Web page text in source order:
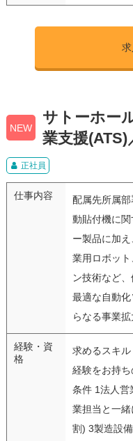
NEW
サトーホー
業支援(ATS)
正社員
仕事内容
配属先所属
動貼付機に
ー製品に加
業用ロボッ
ン技術など
最適な自動
らなる事業拡
経験・資
格
求めるスキ
経験をお持
条件 1法人営
業担当と一
割) 3製造設